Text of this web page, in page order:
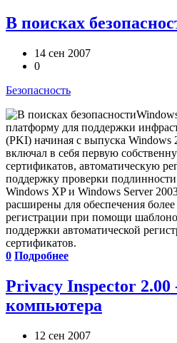
В поисках
14 сен 2007
0
Безопасность
платформу для поддержки
(PKI) начиная с выпуска
включал в себя первую
сертификатов, автоматическую
поддержку проверки
Windows XP и Windows Server
расширены для обеспечения
регистрации при помощи
поддержки автоматической
сертификатов.
0 Подробнее
Privacy Inspector 2.00
компьютера
12 сен 2007